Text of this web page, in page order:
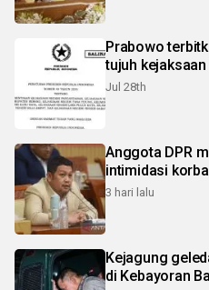
Prabowo
tujuh
Jul 28th
Anggota DPR
intimidasi
3 hari lalu
Kejagung
di Kebayoran